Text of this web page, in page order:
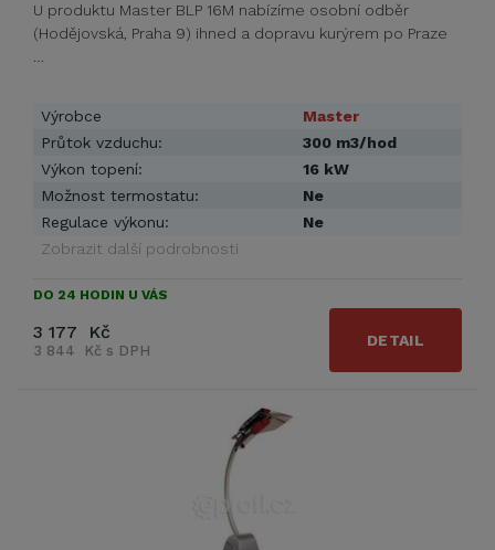
U produktu Master BLP 16M nabízíme osobní odběr
(Hodějovská, Praha 9) ihned a dopravu kurýrem po Praze
Výrobce
Master
Průtok vzduchu:
300 m3/hod
Výkon topení:
16 kW
Možnost termostatu:
Ne
Regulace výkonu:
Ne
Zobrazit další podrobnosti
DO 24 HODIN U VÁS
3 177 Kč
3 844 Kč s DPH
DETAIL